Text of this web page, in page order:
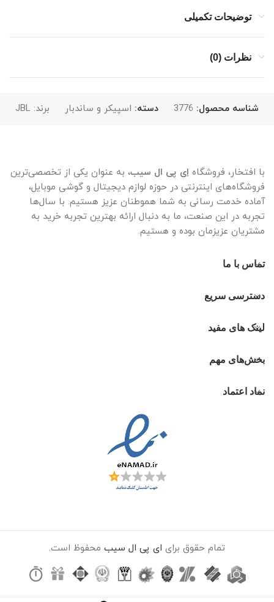
توضیحات تکمیلی
نظرات (0)
شناسه محصول: 3776 دسته: اسپیکر و ساندبار برند: JBL
با افتخار، فروشگاه اِی پی ال سیب، به عنوان یکی از تخصصی‌ترین
فروشگاه‌های اینترنتی در حوزه لوازم دیجیتال و گوشی موبایل،
آماده خدمت رسانی به شما هموطنان عزیز هستیم. با سال‌ها
تجربه در این صنعت، ما به دنبال ارائه بهترین تجربه خرید به
مشتریان عزیزمان بوده و هستیم.
تماس با ما
دسترسی سریع
لینک های مفید
بخش‌های مهم
نماد اعتماد
تمام حقوق برای ای پی ال سیب محفوظ است.